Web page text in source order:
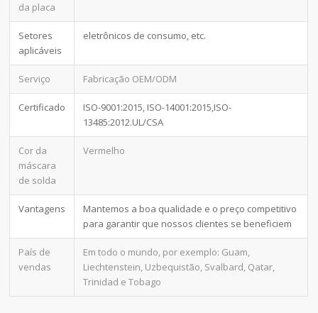
da placa
Setores
aplicáveis
eletrônicos de consumo, etc.
Serviço Fabricação OEM/ODM
Certificado
ISO-9001:2015, ISO-14001:2015,ISO-
13485:2012.UL/CSA
Cor da
máscara
de solda
Vermelho
Vantagens
Mantemos a boa qualidade e o preço competitivo
para garantir que nossos clientes se beneficiem
País de
vendas
Em todo o mundo, por exemplo: Guam,
Liechtenstein, Uzbequistão, Svalbard, Qatar,
Trinidad e Tobago